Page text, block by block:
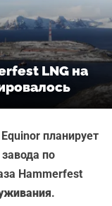
LNG на
планирует
по
Hammerfest
.